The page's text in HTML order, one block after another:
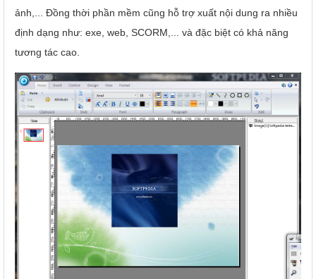
ảnh,... Đồng thời phần mềm cũng hỗ trợ xuất nội dung ra nhiều
định dạng như: exe, web, SCORM,... và đặc biệt có khả năng
tương tác cao.